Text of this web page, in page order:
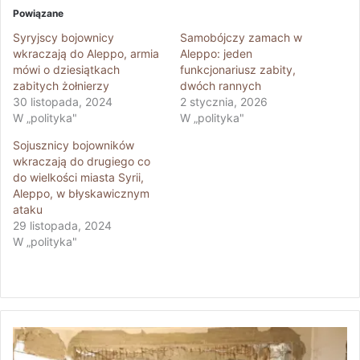
Powiązane
Syryjscy bojownicy
wkraczają do Aleppo, armia
mówi o dziesiątkach
zabitych żołnierzy
30 listopada, 2024
W „polityka"
Samobójczy zamach w
Aleppo: jeden
funkcjonariusz zabity,
dwóch rannych
2 stycznia, 2026
W „polityka"
Sojusznicy bojowników
wkraczają do drugiego co
do wielkości miasta Syrii,
Aleppo, w błyskawicznym
ataku
29 listopada, 2024
W „polityka"
S
o